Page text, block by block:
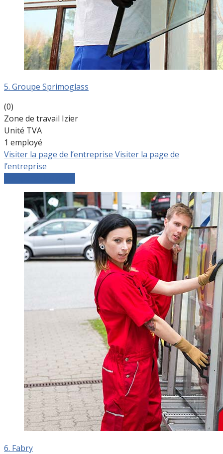
5. Groupe Sprimoglass
(0)
Zone de travail Izier
Unité TVA
1 employé
Visiter la page de l’entreprise Visiter la page de
l’entreprise
6. Fabry